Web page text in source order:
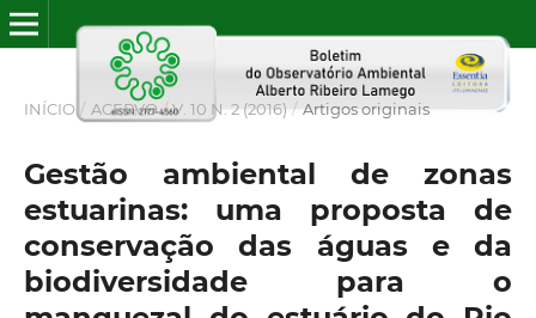
INÍCIO / ACERVO / V. 10 N. 2 (2016) / Artigos originais
Gestão ambiental de zonas
estuarinas: uma proposta de
conservação das águas e da
biodiversidade para o